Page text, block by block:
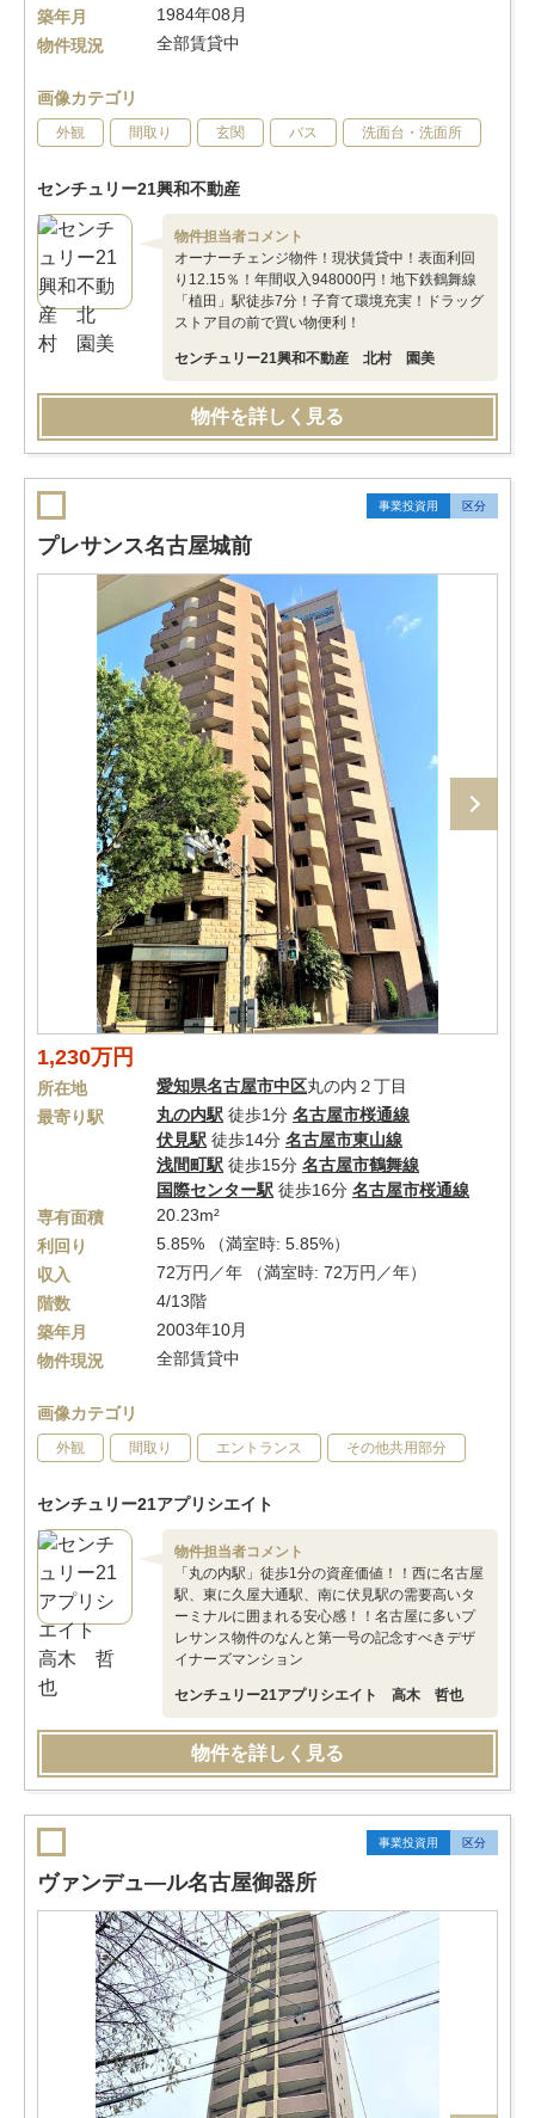
築年月
1984年08月
物件現況
全部賃貸中
画像カテゴリ
外観 間取り 玄関 バス 洗面台・洗面所
センチュリー21興和不動産
物件担当者コメント
オーナーチェンジ物件！現状賃貸中！表面利回
り12.15％！年間収入948000円！地下鉄鶴舞線
「植田」駅徒歩7分！子育て環境充実！ドラッグ
ストア目の前で買い物便利！
センチュリー21興和不動産 北村 園美
物件を詳しく見る
事業投資用 区分
プレサンス名古屋城前
1,230万円
所在地 愛知県名古屋市中区丸の内２丁目
最寄り駅
丸の内駅 徒歩1分 名古屋市桜通線
伏見駅 徒歩14分 名古屋市東山線
浅間町駅 徒歩15分 名古屋市鶴舞線
国際センター駅 徒歩16分 名古屋市桜通線
専有面積
20.23m²
利回り
5.85% （満室時: 5.85%）
収入
72万円／年 （満室時: 72万円／年）
階数
4/13階
築年月
2003年10月
物件現況
全部賃貸中
画像カテゴリ
外観 間取り エントランス その他共用部分
センチュリー21アプリシエイト
物件担当者コメント
「丸の内駅」徒歩1分の資産価値！！西に名古屋
駅、東に久屋大通駅、南に伏見駅の需要高いタ
ーミナルに囲まれる安心感！！名古屋に多いプ
レサンス物件のなんと第一号の記念すべきデザ
イナーズマンション
センチュリー21アプリシエイト 高木 哲也
物件を詳しく見る
事業投資用 区分
ヴァンデュ―ル名古屋御器所